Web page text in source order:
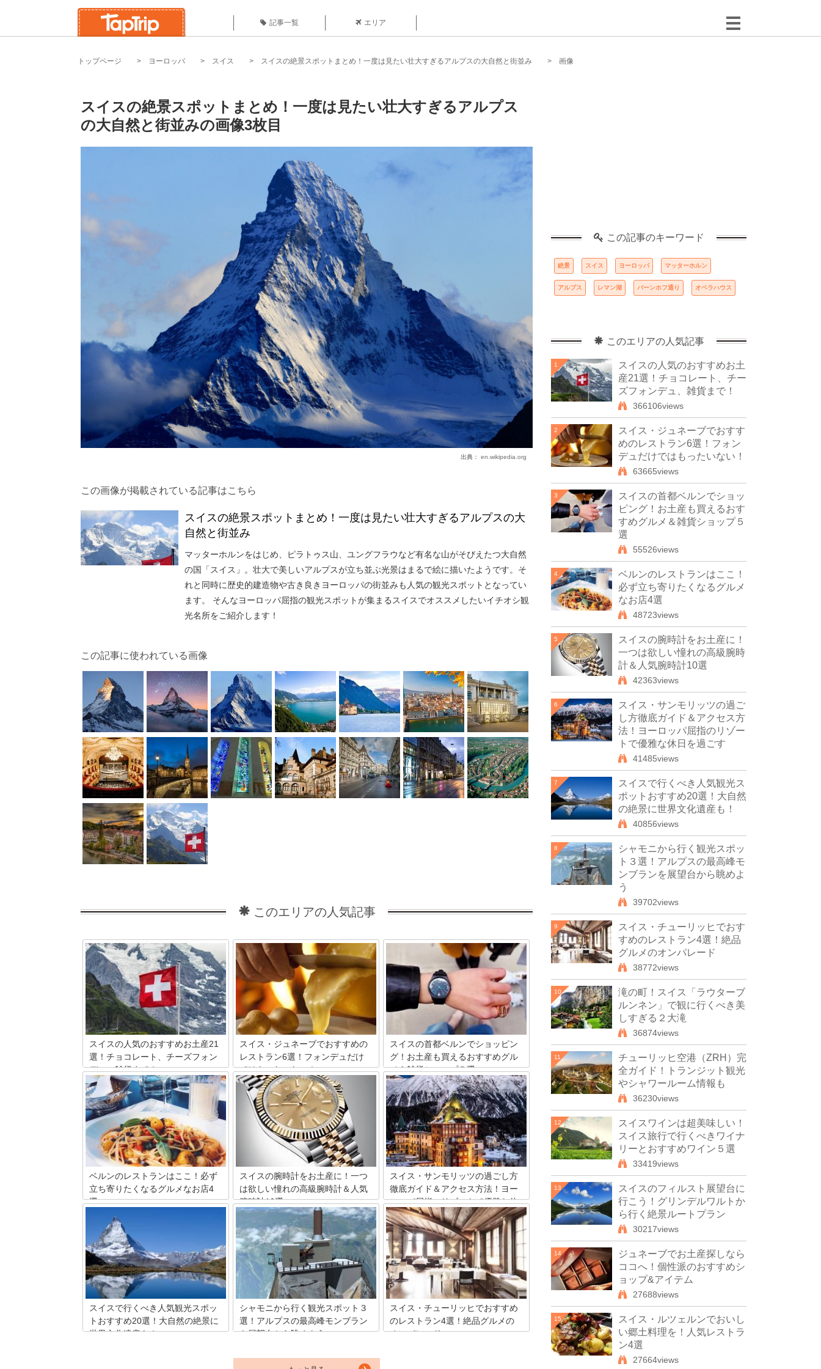
記事一覧 エリア
トップページ ヨーロッパ スイス スイスの絶景スポットまとめ！一度は見たい壮大すぎるアルプスの大自然と街並み 画像
スイスの絶景スポットまとめ！一度は見たい壮大すぎるアルプス
の大自然と街並みの画像3枚目
出典： en.wikipedia.org
この画像が掲載されている記事はこちら
スイスの絶景スポットまとめ！一度は見たい壮大すぎるアルプスの大
自然と街並み
マッターホルンをはじめ、ピラトゥス山、ユングフラウなど有名な山がそびえたつ大自然
の国「スイス」。壮大で美しいアルプスが立ち並ぶ光景はまるで絵に描いたようです。そ
れと同時に歴史的建造物や古き良きヨーロッパの街並みも人気の観光スポットとなってい
ます。 そんなヨーロッパ屈指の観光スポットが集まるスイスでオススメしたいイチオシ観
光名所をご紹介します！
この記事に使われている画像
このエリアの人気記事
スイスの人気のおすすめお土産21
選！チョコレート、チーズフォン
デュ、雑貨まで！
自然の恵みに囲まれた国スイス。観光地
としても不動の人気を誇っています。そ
して、観光にお土産はつきもの。自分用
やお友達用に少しでも良いスイスのお土
産を見つけたいですよね。そこで今回は
スイスらしさが存分に詰まった人気のお
土産をご紹介します！
スイス・ジュネーブでおすすめの
レストラン6選！フォンデュだけ
ではもったいない！
国際都市として知られるジュネーブで
は、スイス旅行で必ず楽しみたいフォン
デュをはじめ、世界各国の料理を楽しむ
ことができるレストランが数々ありま
す。スイスのイメージぴったりの山小屋
風レストランから洗練されたフレンチま
で、ジュネーブで楽しむことのできるお
すすめのレストランをご紹介します！
スイスの首都ベルンでショッピン
グ！お土産も買えるおすすめグル
メ＆雑貨ショップ５選
スイスの首都ベルン。首都と言っても街
の規模はチューリッヒやジュネーブに比
べると小さく、中心地はこじんまりとし
た印象です。ですが、歴史の重みを感じ
る重厚な街並みは、さすがは首都という
風格です。そんなベルンの街ではベルン
ならでは、スイスならではのセンスのよ
い品物を扱うお店がたくさん軒を連ねて
います。それ自体が芸術品のようなベル
ンの旧市街地を散策しながら素敵なショ
ッピングを楽しみましょう！
ベルンのレストランはここ！必ず
立ち寄りたくなるグルメなお店4
選
スイスの首都であり、西部に位置する自
然に囲まれた街、ベルン。旧市街地はユ
ネスコの世界遺産にも登録されており、
美しい街並みは散策するだけで十分楽し
めます。ベルン観光に疲れたら、美味し
い食事と飲み物で一休みしませんか？今
回は、ベルン滞在中に是非立ち寄ってい
ただきたい、おすすめの人気レストラン
を4つご紹介します！
スイスの腕時計をお土産に！一つ
は欲しい憧れの高級腕時計＆人気
腕時計10選
スイスといえばスイス鉄道にアルプス山
脈と大自然を満喫できる観光地として人
気の高い国ですが、忘れてならないのは
世界に誇る精密機器。なかでもお土産と
して最も好まれるのが腕時計です。今回
はスイスブランドとして高い人気を誇る
時計ブランドをご紹介します。
スイス・サンモリッツの過ごし方
徹底ガイド＆アクセス方法！ヨー
ロッパ屈指のリゾートで優雅な休
日を過ごす
スイス屈指の高級リゾートであるサンモ
リッツ（St. Moritz）。アルプスの山々に
囲まれた、自然豊かな美しいこの街の魅
力をご紹介。
スイスで行くべき人気観光スポッ
トおすすめ20選！大自然の絶景に
世界文化遺産も！
シャモニから行く観光スポット３
選！アルプスの最高峰モンブラン
を展望台から眺めよう
りが好きな方なら、一度は自分の目で見
スイス・チューリッヒでおすすめ
のレストラン4選！絶品グルメの
オンパレード
この記事のキーワード
絶景 スイス ヨーロッパ マッターホルン
アルプス レマン湖 バーンホフ通り オペラハウス
このエリアの人気記事
1
スイスの人気のおすすめお土
産21選！チョコレート、チー
ズフォンデュ、雑貨まで！
366106views
2
スイス・ジュネーブでおすす
めのレストラン6選！フォン
デュだけではもったいない！
63665views
3
スイスの首都ベルンでショッ
ピング！お土産も買えるおす
すめグルメ＆雑貨ショップ５
選
55526views
4
ベルンのレストランはここ！
必ず立ち寄りたくなるグルメ
なお店4選
48723views
5
スイスの腕時計をお土産に！
一つは欲しい憧れの高級腕時
計＆人気腕時計10選
42363views
6
スイス・サンモリッツの過ご
し方徹底ガイド＆アクセス方
法！ヨーロッパ屈指のリゾー
トで優雅な休日を過ごす
41485views
7
スイスで行くべき人気観光ス
ポットおすすめ20選！大自然
の絶景に世界文化遺産も！
40856views
8
シャモニから行く観光スポッ
ト３選！アルプスの最高峰モ
ンブランを展望台から眺めよ
う
39702views
9
スイス・チューリッヒでおす
すめのレストラン4選！絶品
グルメのオンパレード
38772views
10
滝の町！スイス「ラウターブ
ルンネン」で観に行くべき美
しすぎる２大滝
36874views
11
チューリッヒ空港（ZRH）完
全ガイド！トランジット観光
やシャワールーム情報も
36230views
12
スイスワインは超美味しい！
スイス旅行で行くべきワイナ
リーとおすすめワイン５選
33419views
13
スイスのフィルスト展望台に
行こう！グリンデルワルトか
ら行く絶景ルートプラン
30217views
14
ジュネーブでお土産探しなら
ココへ！個性派のおすすめシ
ョップ&アイテム
27688views
15
スイス・ルツェルンでおいし
い郷土料理を！人気レストラ
ン4選
27664views